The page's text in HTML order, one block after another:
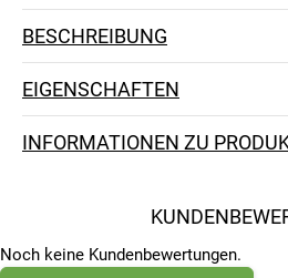
BESCHREIBUNG
EIGENSCHAFTEN
INFORMATIONEN ZU
Noch keine Kundenbewertungen.